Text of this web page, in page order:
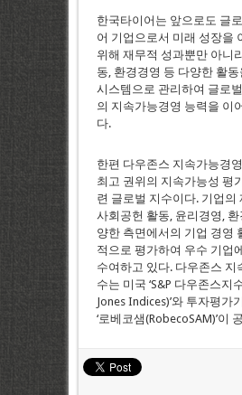
한국타이어는 앞으로도 글
어 기업으로서 미래 성장을
위해 재무적 성과뿐만 아니
동, 환경경영 등 다양한 활
시스템으로 관리하여 글로
의 지속가능경영 능력을 이
다.
한편 다우존스 지속가능경
최고 권위의 지속가능성 평
련 글로벌 지수이다. 기업의
사회공헌 활동, 윤리경영,
양한 측면에서의 기업 경영
적으로 평가하여 우수 기업
수여하고 있다. 다우존스 지
수는 미국 ‘S&P 다우존스지
Jones Indices)’와 투자평가
‘로베코샘(RobecoSAM)’이